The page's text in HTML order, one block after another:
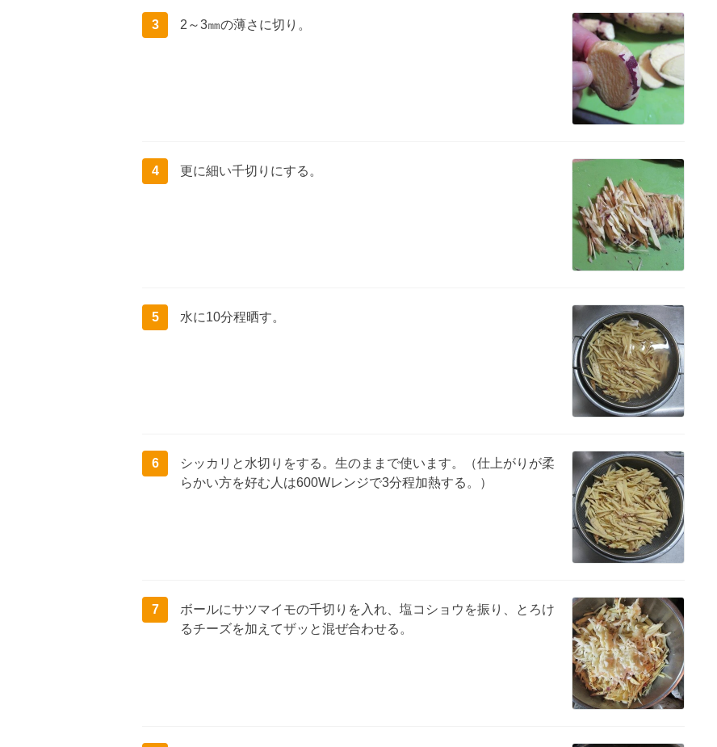
3 2～3㎜の薄さに切り。
4 更に細い千切りにする。
5 水に10分程晒す。
6
シッカリと水切りをする。生のままで使います。（仕上がりが柔
らかい方を好む人は600Wレンジで3分程加熱する。）
7
ボールにサツマイモの千切りを入れ、塩コショウを振り、とろけ
るチーズを加えてザッと混ぜ合わせる。